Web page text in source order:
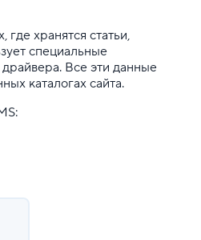
хранятся статьи,
специальные
Все эти данные
каталогах сайта.